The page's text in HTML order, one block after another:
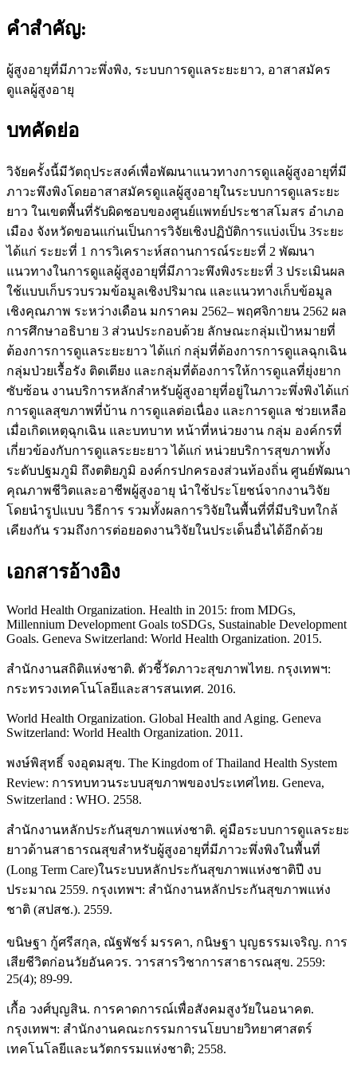
คำสำคัญ:
ผู้สูงอายุที่มีภาวะพึ่งพิง, ระบบการดูแลระยะยาว, อาสาสมัคร
ดูแลผู้สูงอายุ
บทคัดย่อ
วิจัยครั้งนี้มีวัตถุประสงค์เพื่อพัฒนาแนวทางการดูแลผู้สูงอายุที่มี
ภาวะพึงพิงโดยอาสาสมัครดูแลผู้สูงอายุในระบบการดูแลระยะ
ยาว ในเขตพื้นที่รับผิดชอบของศูนย์แพทย์ประชาสโมสร อำเภอ
เมือง จังหวัดขอนแก่นเป็นการวิจัยเชิงปฏิบัติการแบ่งเป็น 3ระยะ
ได้แก่ ระยะที่ 1 การวิเคราะห์สถานการณ์ระยะที่ 2 พัฒนา
แนวทางในการดูแลผู้สูงอายุที่มีภาวะพึงพิงระยะที่ 3 ประเมินผล
ใช้แบบเก็บรวบรวมข้อมูลเชิงปริมาณ และแนวทางเก็บข้อมูล
เชิงคุณภาพ ระหว่างเดือน มกราคม 2562– พฤศจิกายน 2562 ผล
การศึกษาอธิบาย 3 ส่วนประกอบด้วย ลักษณะกลุ่มเป้าหมายที่
ต้องการการดูแลระยะยาว ได้แก่ กลุ่มที่ต้องการการดูแลฉุกเฉิน
กลุ่มป่วยเรื้อรัง ติดเตียง และกลุ่มที่ต้องการให้การดูแลที่ยุ่งยาก
ซับซ้อน งานบริการหลักสำหรับผู้สูงอายุที่อยู่ในภาวะพึ่งพิงได้แก่
การดูแลสุขภาพที่บ้าน การดูแลต่อเนื่อง และการดูแล ช่วยเหลือ
เมื่อเกิดเหตุฉุกเฉิน และบทบาท หน้าที่หน่วยงาน กลุ่ม องค์กรที่
เกี่ยวข้องกับการดูแลระยะยาว ได้แก่ หน่วยบริการสุขภาพทั้ง
ระดับปฐมภูมิ ถึงตติยภูมิ องค์กรปกครองส่วนท้องถิ่น ศูนย์พัฒนา
คุณภาพชีวิตและอาชีพผู้สูงอายุ นำใช้ประโยชน์จากงานวิจัย
โดยนำรูปแบบ วิธีการ รวมทั้งผลการวิจัยในพื้นที่ที่มีบริบทใกล้
เคียงกัน รวมถึงการต่อยอดงานวิจัยในประเด็นอื่นได้อีกด้วย
เอกสารอ้างอิง
World Health Organization. Health in 2015: from MDGs,
Millennium Development Goals toSDGs, Sustainable Development
Goals. Geneva Switzerland: World Health Organization. 2015.
สำนักงานสถิติแห่งชาติ. ตัวชี้วัดภาวะสุขภาพไทย. กรุงเทพฯ:
กระทรวงเทคโนโลยีและสารสนเทศ. 2016.
World Health Organization. Global Health and Aging. Geneva
Switzerland: World Health Organization. 2011.
พงษ์พิสุทธิ์ จงอุดมสุข. The Kingdom of Thailand Health System
Review: การทบทวนระบบสุขภาพของประเทศไทย. Geneva,
Switzerland : WHO. 2558.
สำนักงานหลักประกันสุขภาพแห่งชาติ. คู่มือระบบการดูแลระยะ
ยาวด้านสาธารณสุขสำหรับผู้สูงอายุที่มีภาวะพึ่งพิงในพื้นที่
(Long Term Care)ในระบบหลักประกันสุขภาพแห่งชาติปี งบ
ประมาณ 2559. กรุงเทพฯ: สำนักงานหลักประกันสุขภาพแห่ง
ชาติ (สปสช.). 2559.
ขนิษฐา กู้ศรีสกุล, ณัฐพัชร์ มรรคา, กนิษฐา บุญธรรมเจริญ. การ
เสียชีวิตก่อนวัยอันควร. วารสารวิชาการสาธารณสุข. 2559:
25(4); 89-99.
เกื้อ วงศ์บุญสิน. การคาดการณ์เพื่อสังคมสูงวัยในอนาคต.
กรุงเทพฯ: สำนักงานคณะกรรมการนโยบายวิทยาศาสตร์
เทคโนโลยีและนวัตกรรมแห่งชาติ; 2558.